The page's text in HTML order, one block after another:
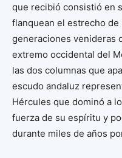
que recibió consistió en
flanquean el estrecho de
generaciones venideras
extremo occidental del
las dos columnas que
escudo andaluz
Hércules que dominó a
fuerza de su espíritu y
durante miles de años